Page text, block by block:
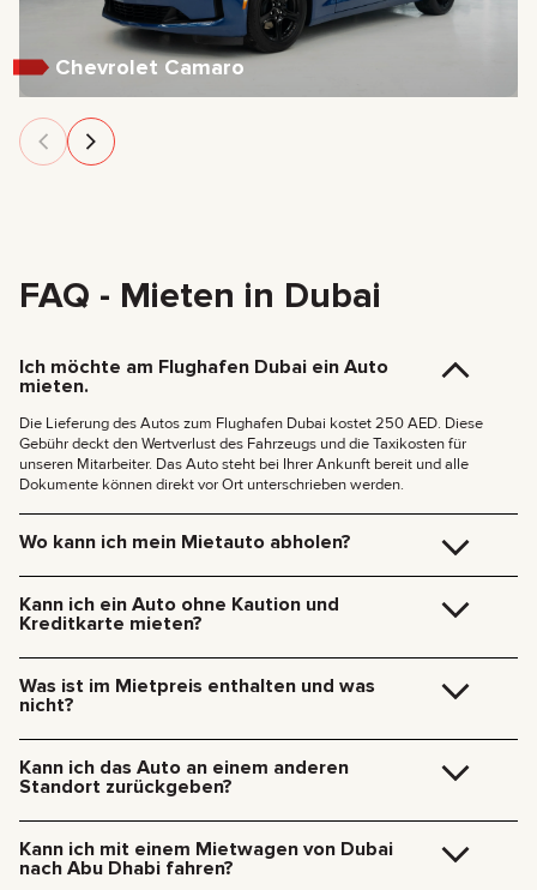
Chevrolet Camaro
FAQ - Mieten in Dubai
Ich möchte am Flughafen Dubai ein Auto
mieten.
Die Lieferung des Autos zum Flughafen Dubai kostet 250 AED. Diese
Gebühr deckt den Wertverlust des Fahrzeugs und die Taxikosten für
unseren Mitarbeiter. Das Auto steht bei Ihrer Ankunft bereit und alle
Dokumente können direkt vor Ort unterschrieben werden.
Wo kann ich mein Mietauto abholen?
Dubai Airport liefern lassen. Wir kommen zu Ihrem Wunschort und
erledigen alle Formalitäten vor Ort.
235 AED (+5% MwSt.) für Lieferungen nachts (21:00 – 09:00 Uhr)
Lieferungen in andere Emirate sind auf Anfrage möglich.
Kann ich ein Auto ohne Kaution und
Kreditkarte mieten?
zahlen, auch mit Bargeld oder Kryptowährung.
Was ist im Mietpreis enthalten und was
nicht?
rund um die Uhr.
Zusätzliche Kosten umfassen: Benzin, Mautgebühren, Bußgelder,
Kann ich das Auto an einem anderen
Standort zurückgeben?
Spezialist kostet extra: 185 AED zwischen 9:00 und 21:00 Uhr, 235 AED
zwischen 21:00 und 9:00 Uhr.
Kann ich mit einem Mietwagen von Dubai
nach Abu Dhabi fahren?